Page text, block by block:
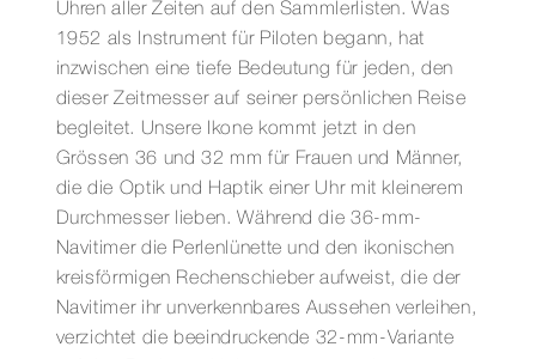
Uhren aller Zeiten auf den Sammlerlisten. Was
1952 als Instrument für Piloten begann, hat
inzwischen eine tiefe Bedeutung für jeden, den
dieser Zeitmesser auf seiner persönlichen Reise
begleitet. Unsere Ikone kommt jetzt in den
Grössen 36 und 32 mm für Frauen und Männer,
die die Optik und Haptik einer Uhr mit kleinerem
Durchmesser lieben. Während die 36-mm-
Navitimer die Perlenlünette und den ikonischen
kreisförmigen Rechenschieber aufweist, die der
Navitimer ihr unverkennbares Aussehen verleihen,
verzichtet die beeindruckende 32-mm-Variante